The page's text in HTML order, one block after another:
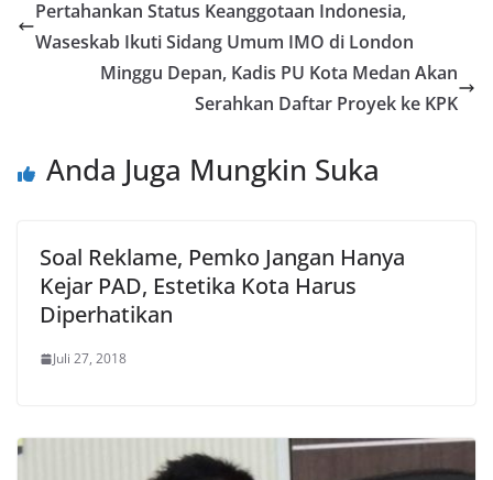
Pertahankan Status Keanggotaan Indonesia,
Waseskab Ikuti Sidang Umum IMO di London
Minggu Depan, Kadis PU Kota Medan Akan
Serahkan Daftar Proyek ke KPK
Anda Juga Mungkin Suka
Soal Reklame, Pemko Jangan Hanya
Kejar PAD, Estetika Kota Harus
Diperhatikan
Juli 27, 2018